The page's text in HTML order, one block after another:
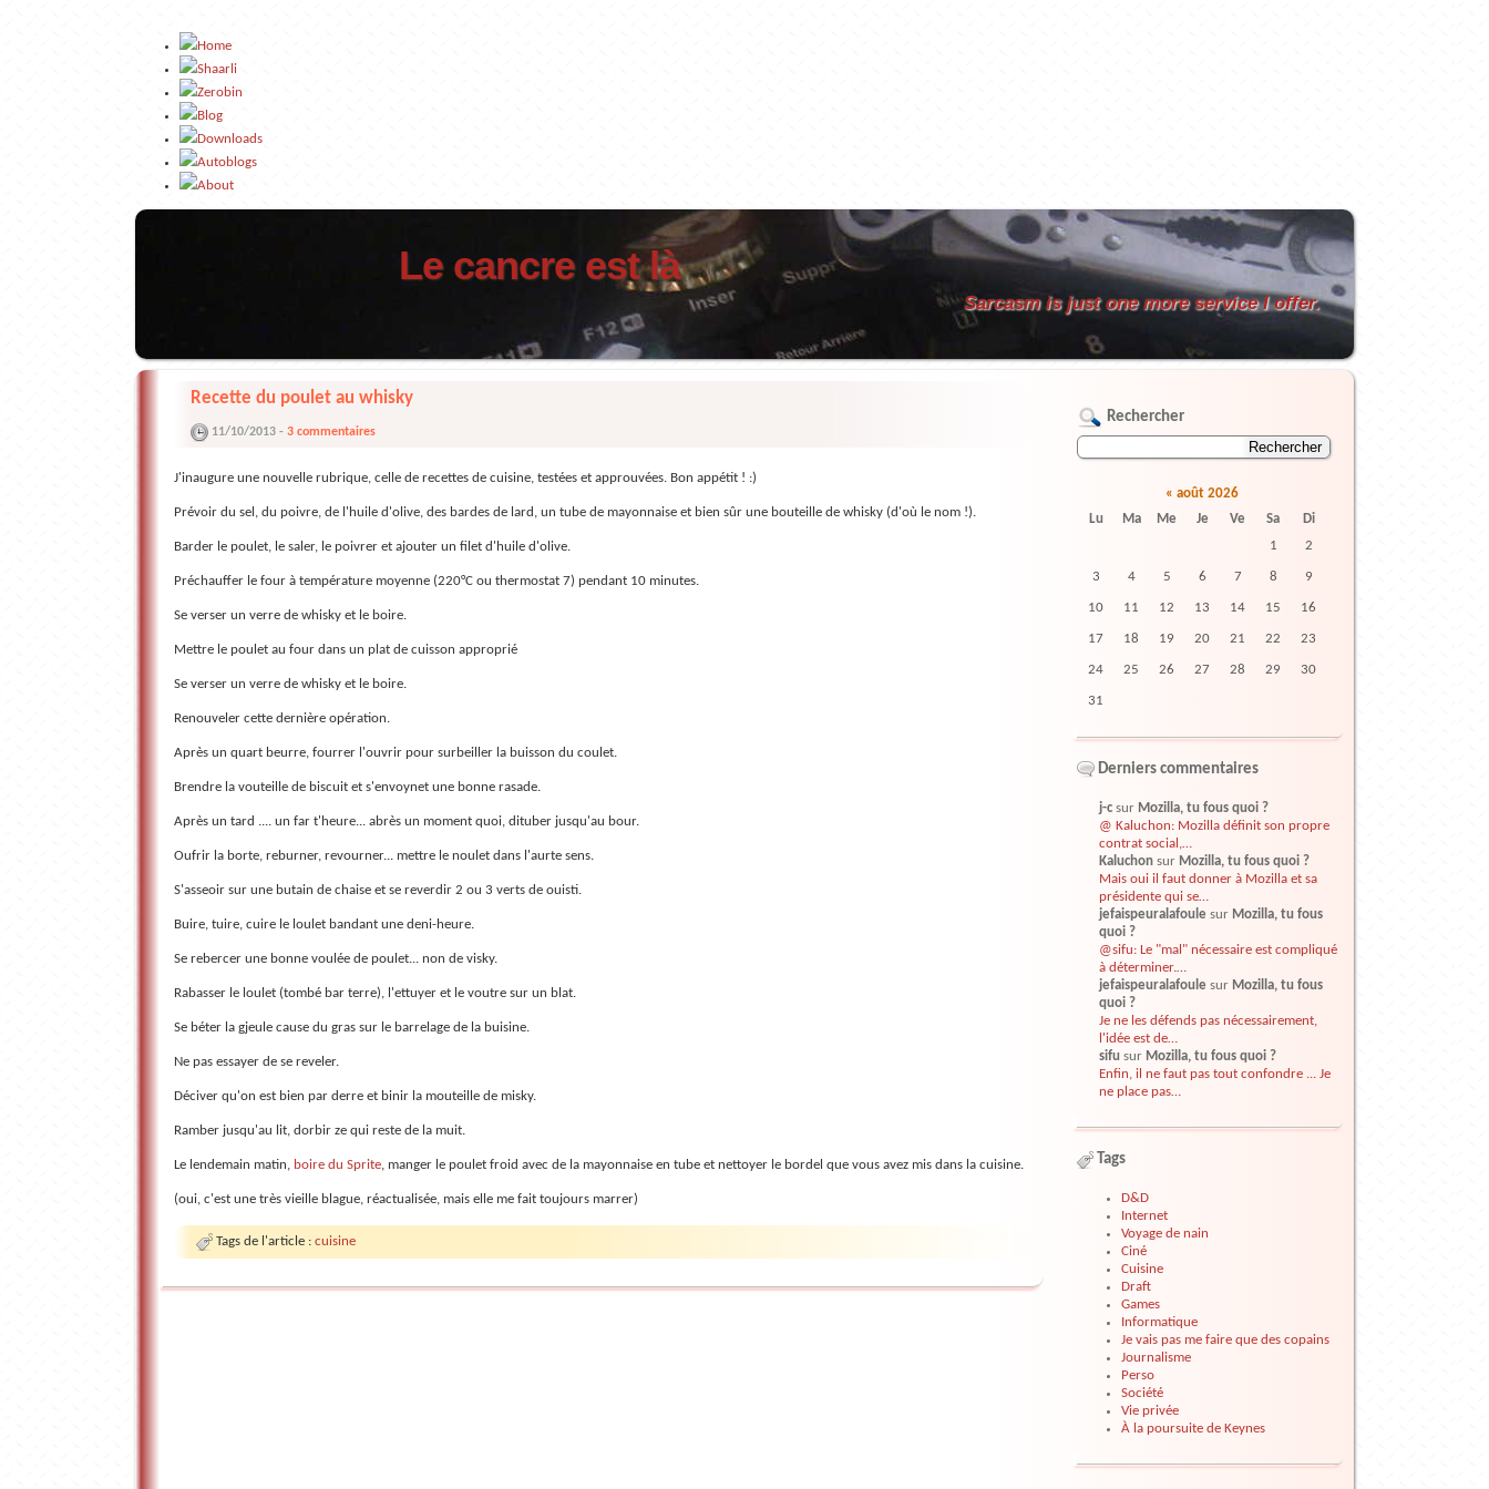
Home
Shaarli
Zerobin
Blog
Downloads
Autoblogs
About
Le cancre est là
Sarcasm is just one more service I offer.
Rechercher
« août 2026
Lu
Ma Me Je Ve Sa
Di
1
2
3 4 5 6 7 8 9
10 11 12 13 14 15 16
17 18 19 20 21 22 23
24 25 26 27 28 29 30
31
Derniers commentaires
j-c sur Mozilla, tu fous quoi ?
@ Kaluchon: Mozilla définit son propre
contrat social,…
Kaluchon sur Mozilla, tu fous quoi ?
Mais oui il faut donner à Mozilla et sa
présidente qui se…
jefaispeuralafoule sur Mozilla, tu fous
quoi ?
@sifu: Le "mal" nécessaire est compliqué
à déterminer.…
jefaispeuralafoule sur Mozilla, tu fous
quoi ?
Je ne les défends pas nécessairement,
l'idée est de…
sifu sur Mozilla, tu fous quoi ?
Enfin, il ne faut pas tout confondre ... Je
ne place pas…
Tags
D&D
Internet
Voyage de nain
Ciné
Cuisine
Draft
Games
Informatique
Je vais pas me faire que des copains
Journalisme
Perso
Société
Vie privée
À la poursuite de Keynes
Recette du poulet au whisky
11/10/2013 - 3 commentaires
J'inaugure une nouvelle rubrique, celle de recettes de cuisine, testées et approuvées. Bon appétit ! :)
Prévoir du sel, du poivre, de l'huile d'olive, des bardes de lard, un tube de mayonnaise et bien sûr une bouteille de whisky (d'où le nom !).
Barder le poulet, le saler, le poivrer et ajouter un filet d'huile d'olive.
Préchauffer le four à température moyenne (220°C ou thermostat 7) pendant 10 minutes.
Se verser un verre de whisky et le boire.
Mettre le poulet au four dans un plat de cuisson approprié
Se verser un verre de whisky et le boire.
Renouveler cette dernière opération.
Après un quart beurre, fourrer l'ouvrir pour surbeiller la buisson du coulet.
Brendre la vouteille de biscuit et s'envoynet une bonne rasade.
Après un tard .... un far t'heure... abrès un moment quoi, dituber jusqu'au bour.
Oufrir la borte, reburner, revourner... mettre le noulet dans l'aurte sens.
S'asseoir sur une butain de chaise et se reverdir 2 ou 3 verts de ouisti.
Buire, tuire, cuire le loulet bandant une deni-heure.
Se rebercer une bonne voulée de poulet... non de visky.
Rabasser le loulet (tombé bar terre), l'ettuyer et le voutre sur un blat.
Se béter la gjeule cause du gras sur le barrelage de la buisine.
Ne pas essayer de se reveler.
Déciver qu'on est bien par derre et binir la mouteille de misky.
Ramber jusqu'au lit, dorbir ze qui reste de la muit.
Le lendemain matin, boire du Sprite, manger le poulet froid avec de la mayonnaise en tube et nettoyer le bordel que vous avez mis dans la cuisine.
(oui, c'est une très vieille blague, réactualisée, mais elle me fait toujours marrer)
Tags de l'article : cuisine